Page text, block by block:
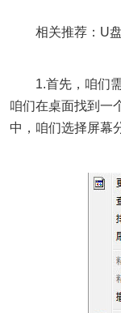
相关推荐：U盘
1.首先，咱们需
咱们在桌面找到一
中，咱们选择屏幕